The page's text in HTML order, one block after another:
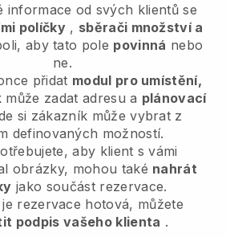
informace od svých klientů se
políčky , sběrači množství a
aby tato pole povinná nebo
ne.
přidat modul pro umístění,
zadat adresu a plánovací
si zákazník může vybrat z
definovaných možností.
aby klient s vámi
obrázky, mohou také nahrát
jako součást rezervace.
je rezervace hotová, můžete
podpis vašeho klienta .